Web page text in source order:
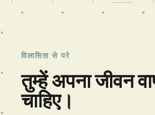
विलासिता से परे
तुम्हें अपना जीवन
चाहिए।